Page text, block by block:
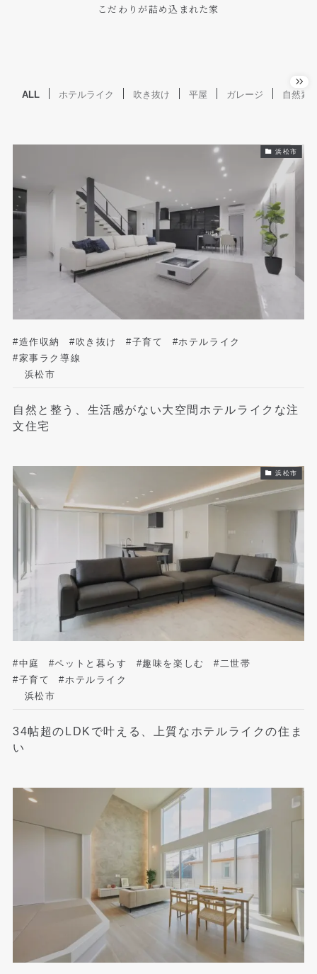
こだわりが詰め込まれた家
ALL ホテルライク 吹き抜け 平屋 ガレージ 自然素
浜松市
#造作収納 #吹き抜け #子育て
#ホテルライク
#家事ラク導線
浜松市
自然と整う、生活感がない大空間ホテルライクな注
文住宅
浜松市
#中庭 #ペットと暮らす #趣味を楽しむ
#二世帯
#子育て
#ホテルライク
浜松市
34帖超のLDKで叶える、上質なホテルライクの住ま
い